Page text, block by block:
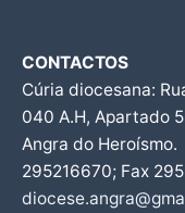
CONTACTOS
Cúria diocesana:
040 A.H, Apartado
Angra do Heroísmo.
295216670; Fax